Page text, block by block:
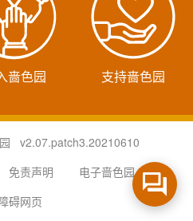
啬色园 支持啬色园
v2.07.patch3.20210610
免责声明
电子啬色园
碍网页